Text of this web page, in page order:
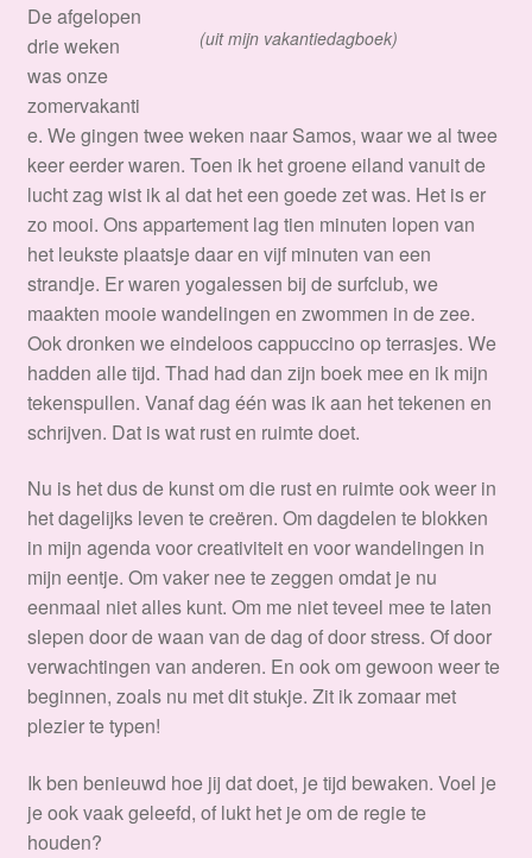
(uit mijn vakantiedagboek)
De afgelopen
drie weken
was onze
zomervakanti
e. We gingen twee weken naar Samos, waar we al twee
keer eerder waren. Toen ik het groene eiland vanuit de
lucht zag wist ik al dat het een goede zet was. Het is er
zo mooi. Ons appartement lag tien minuten lopen van
het leukste plaatsje daar en vijf minuten van een
strandje. Er waren yogalessen bij de surfclub, we
maakten mooie wandelingen en zwommen in de zee.
Ook dronken we eindeloos cappuccino op terrasjes. We
hadden alle tijd. Thad had dan zijn boek mee en ik mijn
tekenspullen. Vanaf dag één was ik aan het tekenen en
schrijven. Dat is wat rust en ruimte doet.
Nu is het dus de kunst om die rust en ruimte ook weer in
het dagelijks leven te creëren. Om dagdelen te blokken
in mijn agenda voor creativiteit en voor wandelingen in
mijn eentje. Om vaker nee te zeggen omdat je nu
eenmaal niet alles kunt. Om me niet teveel mee te laten
slepen door de waan van de dag of door stress. Of door
verwachtingen van anderen. En ook om gewoon weer te
beginnen, zoals nu met dit stukje. Zit ik zomaar met
plezier te typen!
Ik ben benieuwd hoe jij dat doet, je tijd bewaken. Voel je
je ook vaak geleefd, of lukt het je om de regie te
houden?